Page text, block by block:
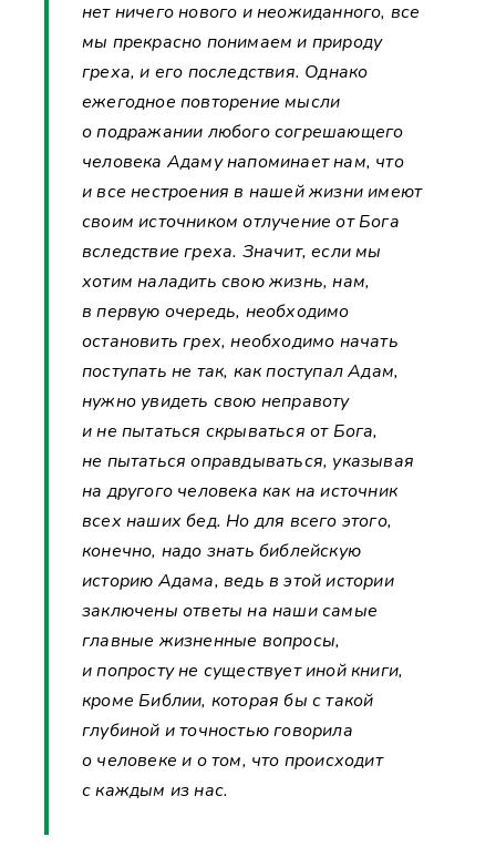
нет ничего нового и неожиданного, все
мы прекрасно понимаем и природу
греха, и его последствия. Однако
ежегодное повторение мысли
о подражании любого согрешающего
человека Адаму напоминает нам, что
и все нестроения в нашей жизни имеют
своим источником отлучение от Бога
вследствие греха. Значит, если мы
хотим наладить свою жизнь, нам,
в первую очередь, необходимо
остановить грех, необходимо начать
поступать не так, как поступал Адам,
нужно увидеть свою неправоту
и не пытаться скрываться от Бога,
не пытаться оправдываться, указывая
на другого человека как на источник
всех наших бед. Но для всего этого,
конечно, надо знать библейскую
историю Адама, ведь в этой истории
заключены ответы на наши самые
главные жизненные вопросы,
и попросту не существует иной книги,
кроме Библии, которая бы с такой
глубиной и точностью говорила
о человеке и о том, что происходит
с каждым из нас.